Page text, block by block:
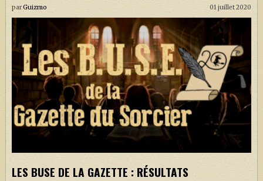
JEUX
parGuizmo 01 juillet 2020
LES BUSE DE LA GAZETTE : RÉSULTATS